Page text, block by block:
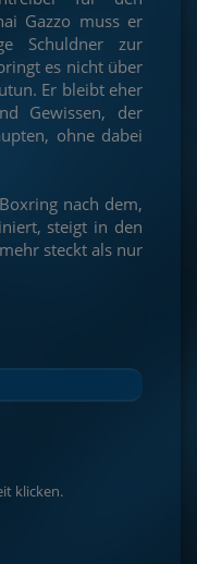
Gazzo muss er
Schuldner zur
es nicht über
Er bleibt eher
Gewissen, der
ohne dabei
nach dem,
steigt in den
steckt als nur
klicken.